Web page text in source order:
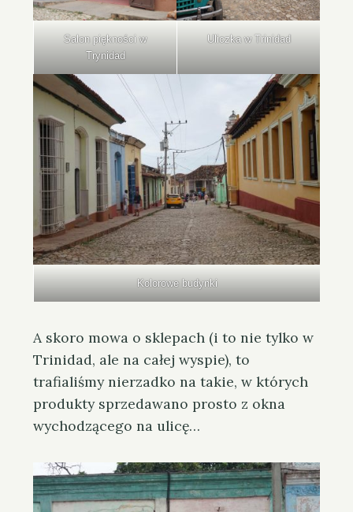
Salon piękności w
Trynidad
Uliczka w Trinidad
Kolorowe budynki
A skoro mowa o sklepach (i to nie tylko w
Trinidad, ale na całej wyspie), to
trafialiśmy nierzadko na takie, w których
produkty sprzedawano prosto z okna
wychodzącego na ulicę…